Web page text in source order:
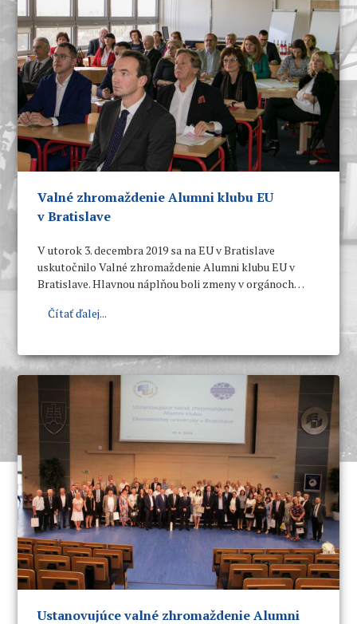
Valné zhromaždenie Alumni klubu EU
v Bratislave
V utorok 3. decembra 2019 sa na EU v Bratislave
uskutočnilo Valné zhromaždenie Alumni klubu EU v
Bratislave. Hlavnou náplňou boli zmeny v orgánoch
valného zhromaždenia, schválenie rozpočtu a
Čítať ďalej...
Ustanovujúce valné zhromaždenie Alumni